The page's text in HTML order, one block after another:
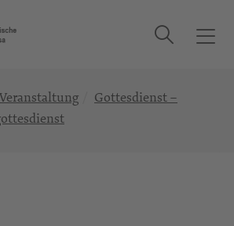
T
Suche
Veranstaltung
Gottesdienst –